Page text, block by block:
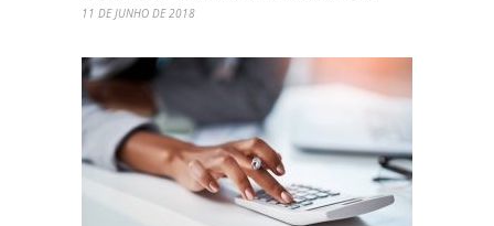
11 DE JUNHO DE 2018